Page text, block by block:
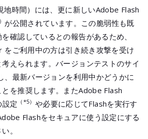
時間）には、更に新しいAdobe Flash
が公開されています。この脆弱性も既
確認しているとの報告があるため、
ご利用中の方は引き続き攻撃を受け
えられます。バージョンテストのサイ
、最新バージョンを利用中かどうかに
を推奨します。またAdobe Flash
定 （*5） や必要に応じてFlashを実行す
Flashをセキュアに使う設定にする
。